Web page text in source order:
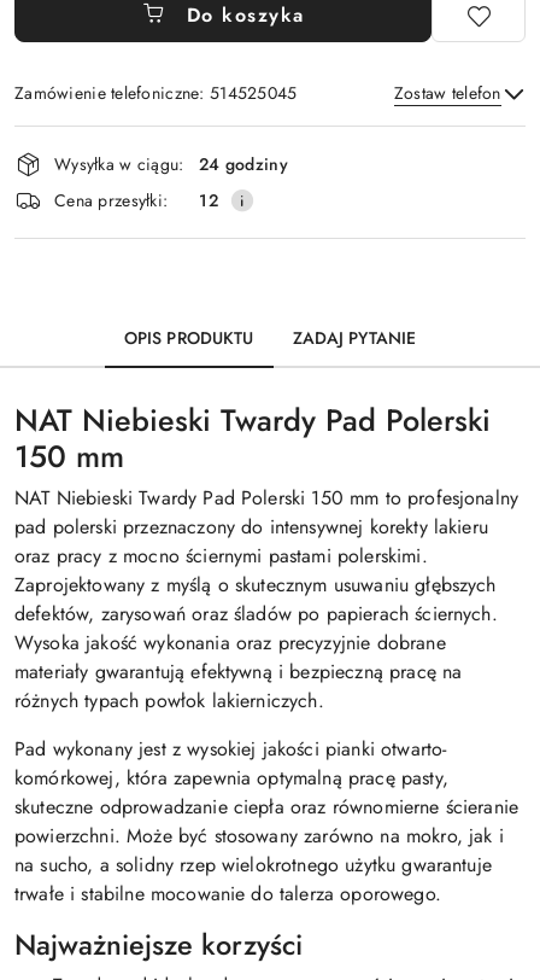
Do koszyka
Zamówienie telefoniczne: 514525045 Zostaw telefon
Wyślij
Dostępność
i
dostawa
Wysyłka w ciągu:
24 godziny
Cena przesyłki:
12
OPIS PRODUKTU ZADAJ PYTANIE
NAT Niebieski Twardy Pad Polerski
150 mm
NAT Niebieski Twardy Pad Polerski 150 mm to profesjonalny
pad polerski przeznaczony do intensywnej korekty lakieru
oraz pracy z mocno ściernymi pastami polerskimi.
Zaprojektowany z myślą o skutecznym usuwaniu głębszych
defektów, zarysowań oraz śladów po papierach ściernych.
Wysoka jakość wykonania oraz precyzyjnie dobrane
materiały gwarantują efektywną i bezpieczną pracę na
różnych typach powłok lakierniczych.
Pad wykonany jest z wysokiej jakości pianki otwarto-
komórkowej, która zapewnia optymalną pracę pasty,
skuteczne odprowadzanie ciepła oraz równomierne ścieranie
powierzchni. Może być stosowany zarówno na mokro, jak i
na sucho, a solidny rzep wielokrotnego użytku gwarantuje
trwałe i stabilne mocowanie do talerza oporowego.
Najważniejsze korzyści